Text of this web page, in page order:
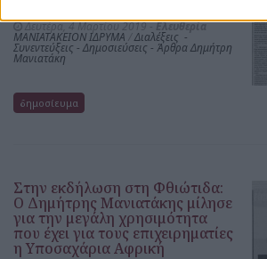
Δευτέρα, 4 Μαρτίου 2019 -Ελευθερία
ΜΑΝΙΑΤΑΚΕΙΟΝ ΙΔΡΥΜΑ Διαλέξεις -
Συνεντεύξεις - Δημοσιεύσεις - Άρθρα Δημήτρη
Μανιατάκη
δημοσίευμα
Στην εκδήλωση στη Φθιώτιδα:
Ο Δημήτρης Μανιατάκης μίλησε
για την μεγάλη χρησιμότητα
που έχει για τους επιχειρηματίες
η Υποσαχάρια Αφρική